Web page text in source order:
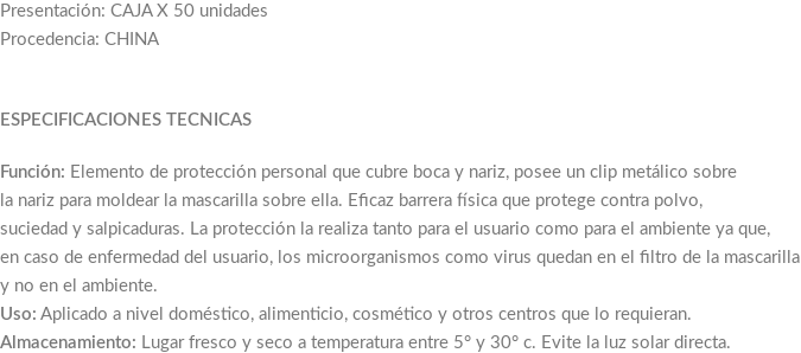
Presentación: CAJA X 50 unidades
Procedencia: CHINA
ESPECIFICACIONES TECNICAS
Función: Elemento de protección personal que cubre boca y nariz, posee un clip metálico sobre
la nariz para moldear la mascarilla sobre ella. Eficaz barrera física que protege contra polvo,
suciedad y salpicaduras. La protección la realiza tanto para el usuario como para el ambiente ya que,
en caso de enfermedad del usuario, los microorganismos como virus quedan en el filtro de la mascarilla
y no en el ambiente.
Uso: Aplicado a nivel doméstico, alimenticio, cosmético y otros centros que lo requieran.
Almacenamiento: Lugar fresco y seco a temperatura entre 5° y 30° c. Evite la luz solar directa.
Facebook
Email
Pinterest